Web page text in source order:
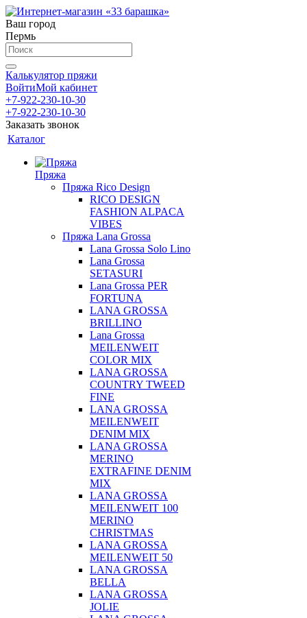
Ваш город
Пермь
Калькулятор пряжи
ВойтиМой кабинет
+7-922-230-10-30
+7-922-230-10-30
Заказать звонок
Каталог
Пряжа
Пряжа Rico Design
RICO DESIGN
FASHION ALPACA
VIBES
Пряжа Lana Grossa
Lana Grossa Solo Lino
Lana Grossa
SETASURI
Lana Grossa PER
FORTUNA
LANA GROSSA
BRILLINO
Lana Grossa
MEILENWEIT
COLOR MIX
LANA GROSSA
COUNTRY TWEED
FINE
LANA GROSSA
MEILENWEIT
DENIM MIX
LANA GROSSA
MERINO
EXTRAFINE DENIM
MIX
LANA GROSSA
MEILENWEIT 100
MERINO
CHRISTMAS
LANA GROSSA
MEILENWEIT 50
LANA GROSSA
BELLA
LANA GROSSA
JOLIE